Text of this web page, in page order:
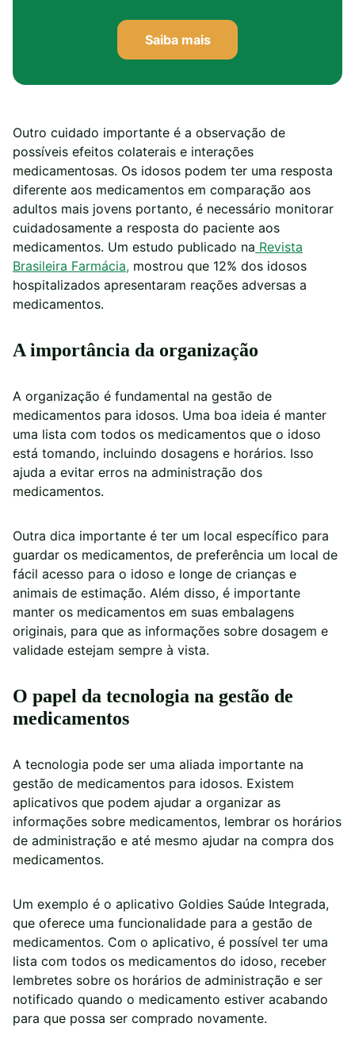
Saiba mais
Outro cuidado importante é a observação de
possíveis efeitos colaterais e interações
medicamentosas. Os idosos podem ter uma resposta
diferente aos medicamentos em comparação aos
adultos mais jovens portanto, é necessário monitorar
cuidadosamente a resposta do paciente aos
medicamentos. Um estudo publicado na Revista
Brasileira Farmácia, mostrou que 12% dos idosos
hospitalizados apresentaram reações adversas a
medicamentos.
A importância da organização
A organização é fundamental na gestão de
medicamentos para idosos. Uma boa ideia é manter
uma lista com todos os medicamentos que o idoso
está tomando, incluindo dosagens e horários. Isso
ajuda a evitar erros na administração dos
medicamentos.
Outra dica importante é ter um local específico para
guardar os medicamentos, de preferência um local de
fácil acesso para o idoso e longe de crianças e
animais de estimação. Além disso, é importante
manter os medicamentos em suas embalagens
originais, para que as informações sobre dosagem e
validade estejam sempre à vista.
O papel da tecnologia na gestão de
medicamentos
A tecnologia pode ser uma aliada importante na
gestão de medicamentos para idosos. Existem
aplicativos que podem ajudar a organizar as
informações sobre medicamentos, lembrar os horários
de administração e até mesmo ajudar na compra dos
medicamentos.
Um exemplo é o aplicativo Goldies Saúde Integrada,
que oferece uma funcionalidade para a gestão de
medicamentos. Com o aplicativo, é possível ter uma
lista com todos os medicamentos do idoso, receber
lembretes sobre os horários de administração e ser
notificado quando o medicamento estiver acabando
para que possa ser comprado novamente.